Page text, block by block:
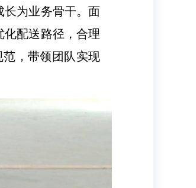
为业务骨干。面
配送路径，合理
，带领团队实现